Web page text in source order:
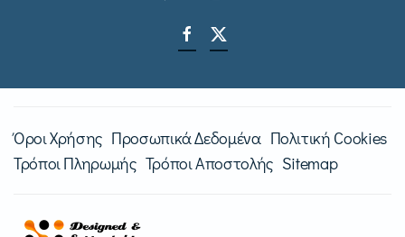
Όροι Χρήσης Προσωπικά Δεδομένα Πολιτική Cookies
Τρόποι Πληρωμής Τρόποι Αποστολής Sitemap